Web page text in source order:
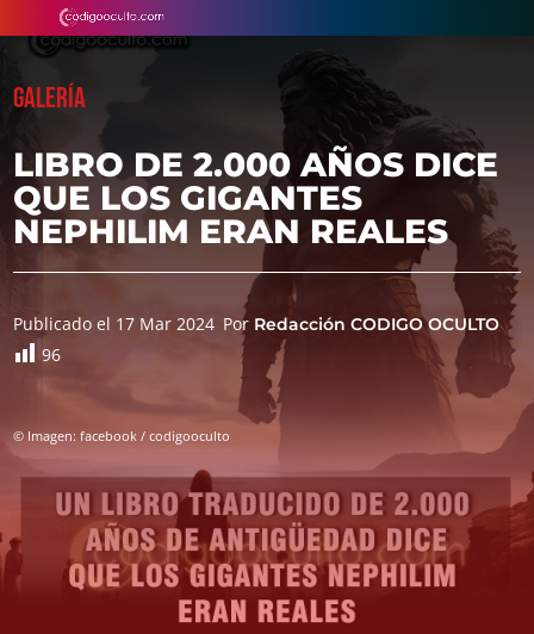
GALERÍA
LIBRO DE 2.000 AÑOS DICE
QUE LOS GIGANTES
NEPHILIM ERAN REALES
Publicado el 17 Mar 2024 Por Redacción CODIGO OCULTO
96
© Imagen: facebook / codigooculto